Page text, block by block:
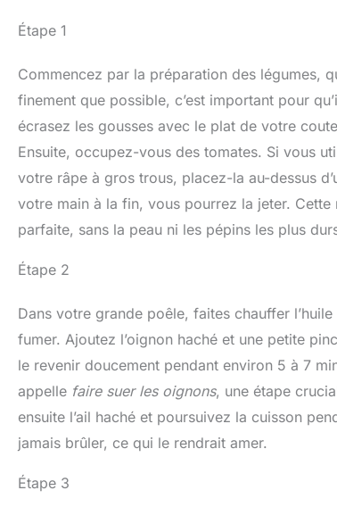
Étape 1
Commencez par la préparation des légumes,
finement que possible, c’est important pour
écrasez les gousses avec le plat de votre
Ensuite, occupez-vous des tomates. Si vous
votre râpe à gros trous, placez-la au-dessus
votre main à la fin, vous pourrez la jeter.
parfaite, sans la peau ni les pépins les plus
Étape 2
Dans votre grande poêle, faites chauffer
fumer. Ajoutez l’oignon haché et une petite
le revenir doucement pendant environ 5 à 7
appelle faire suer les oignons, une étape
ensuite l’ail haché et poursuivez la cuisson
jamais brûler, ce qui le rendrait amer.
Étape 3